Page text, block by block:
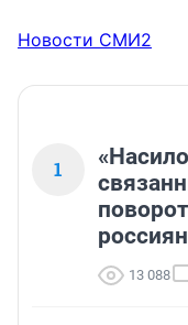
Новости СМИ2
1
13 088